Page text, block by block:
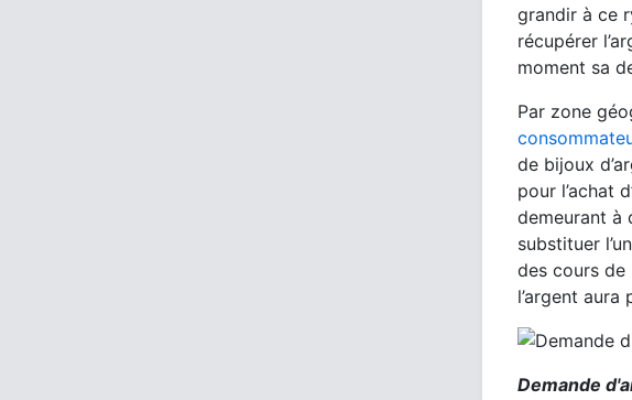
grandir à ce
récupérer
moment sa
Par zone
de bijoux
pour l’achat
demeurant à
substituer
des cours de
l’argent
Demande